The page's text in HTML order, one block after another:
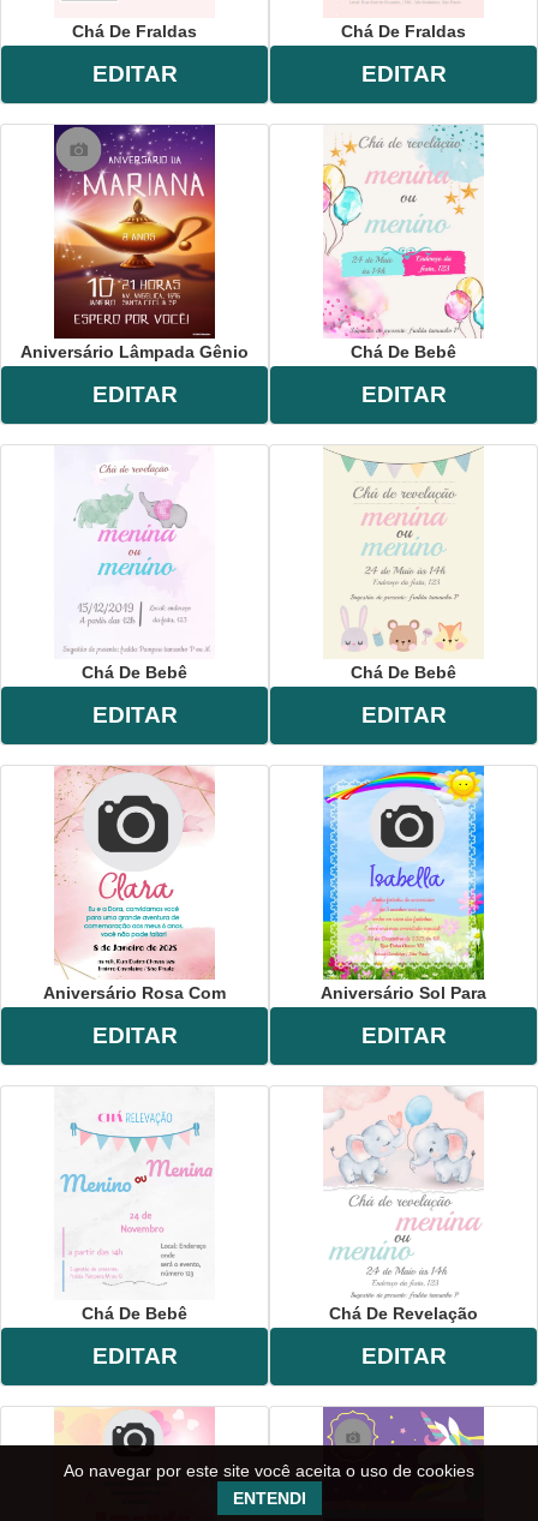
Chá De Fraldas
EDITAR
Chá De Fraldas
EDITAR
Aniversário Lâmpada Gênio
EDITAR
Chá De Bebê
EDITAR
Chá De Bebê
EDITAR
Chá De Bebê
EDITAR
Aniversário Rosa Com
EDITAR
Aniversário Sol Para
EDITAR
Chá De Bebê
EDITAR
Chá De Revelação
EDITAR
Ao navegar por este site você aceita o uso de cookies
ENTENDI